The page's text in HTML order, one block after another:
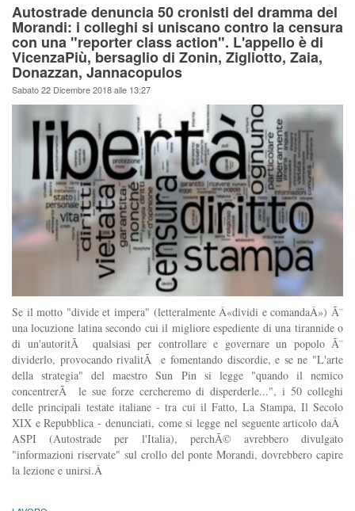
Autostrade denuncia 50 cronisti del dramma del
Morandi: i colleghi si uniscano contro la censura
con una "reporter class action". L'appello è di
VicenzaPiù, bersaglio di Zonin, Zigliotto, Zaia,
Donazzan, Jannacopulos
Sabato 22 Dicembre 2018 alle 13:27
Se il motto "divide et impera" (letteralmente Â«dividi e comandaÂ») Ã¨
una locuzione latina secondo cui il migliore espediente di una tirannide o
di un'autoritÃ qualsiasi per controllare e governare un popolo Ã¨
dividerlo, provocando rivalitÃ e fomentando discordie, e se ne "L'arte
della strategia" del maestro Sun Pin si legge "quando il nemico
concentrerÃ le sue forze cercheremo di disperderle...", i 50 colleghi
delle principali testate italiane - tra cui il Fatto, La Stampa, Il Secolo
XIX e Repubblica - denunciati, come si legge nel seguente articolo daÂ
ASPI (Autostrade per l'Italia), perchÃ© avrebbero divulgato
"informazioni riservate" sul crollo del ponte Morandi, dovrebbero capire
la lezione e unirsi.Â